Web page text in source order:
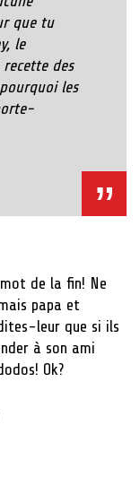
que tu
le
des
pourquoi les
de la fin! Ne
papa et
leur que si ils
à son ami
Ok?